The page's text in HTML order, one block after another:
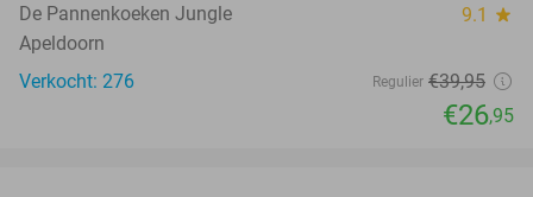
De Pannenkoeken Jungle 9.1 star
Apeldoorn
Verkocht: 276
Regulier €39,95
€26,95